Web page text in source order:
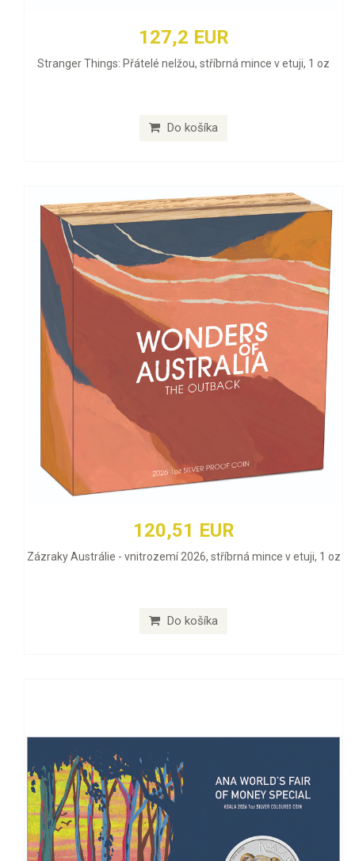
127,2 EUR
Stranger Things: Přátelé nelžou, stříbrná mince v etuji, 1 oz
Do košíka
120,51 EUR
Zázraky Austrálie - vnitrozemí 2026, stříbrná mince v etuji, 1 oz
Do košíka